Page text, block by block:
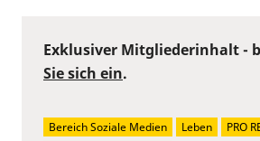
Exklusiver Mitgliederinhalt -
Sie sich ein.
Bereich Soziale Medien Leben PRO